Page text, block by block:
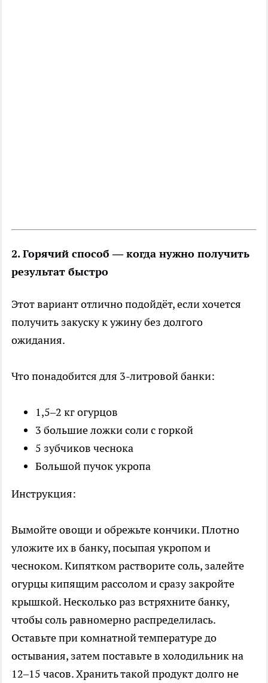
2. Горячий способ — когда нужно получить
результат быстро
Этот вариант отлично подойдёт, если хочется
получить закуску к ужину без долгого
ожидания.
Что понадобится для 3-литровой банки:
1,5–2 кг огурцов
3 большие ложки соли с горкой
5 зубчиков чеснока
Большой пучок укропа
Инструкция:
Вымойте овощи и обрежьте кончики. Плотно
уложите их в банку, посыпая укропом и
чесноком. Кипятком растворите соль, залейте
огурцы кипящим рассолом и сразу закройте
крышкой. Несколько раз встряхните банку,
чтобы соль равномерно распределилась.
Оставьте при комнатной температуре до
остывания, затем поставьте в холодильник на
12–15 часов. Хранить такой продукт долго не